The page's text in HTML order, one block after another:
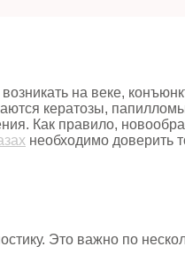
на веке,
кератозы,
Как правило,
необходимо доверить
Это важно по